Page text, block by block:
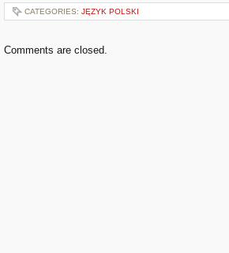
CATEGORIES: JĘZYK POLSKI
Comments are closed.